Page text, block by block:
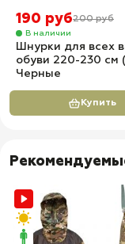
190 руб200 руб
В наличии
Шнурки для всех
обуви 220-230 см
Черные
Купить